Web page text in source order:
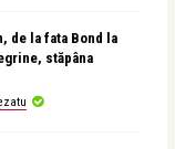
de la fata Bond la
stăpâna